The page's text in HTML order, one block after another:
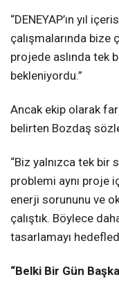
“DENEYAP’ın yıl
çalışmalarında
projede aslında tek
bekleniyordu.”
Ancak ekip olarak
belirten Bozdaş
“Biz yalnızca tek bir
problemi aynı proje
enerji sorununu ve
çalıştık. Böylece
tasarlamayı
“Belki Bir Gün